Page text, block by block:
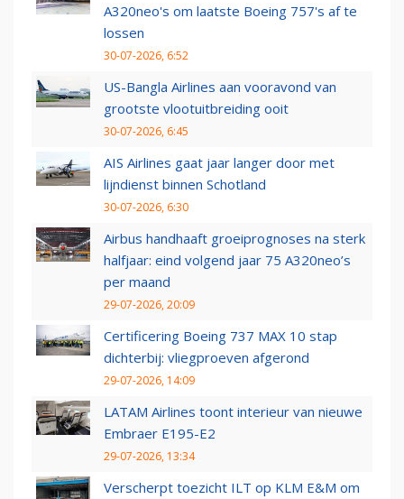
A320neo's om laatste Boeing 757's af te
lossen
30-07-2026, 6:52
US-Bangla Airlines aan vooravond van
grootste vlootuitbreiding ooit
30-07-2026, 6:45
AIS Airlines gaat jaar langer door met
lijndienst binnen Schotland
30-07-2026, 6:30
Airbus handhaaft groeiprognoses na sterk
halfjaar: eind volgend jaar 75 A320neo’s
per maand
29-07-2026, 20:09
Certificering Boeing 737 MAX 10 stap
dichterbij: vliegproeven afgerond
29-07-2026, 14:09
LATAM Airlines toont interieur van nieuwe
Embraer E195-E2
29-07-2026, 13:34
Verscherpt toezicht ILT op KLM E&M om